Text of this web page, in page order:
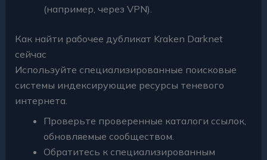
(например, через VPN).
Как найти рабочее дубликат Kraken Darknet
сейчас
Используйте специализированные поисковые
системы индексирующие ресурсы теневого
интернета.
Проверьте проверенные каталоги ссылок,
обновляемые сообществом.
Обратитесь к специализированным